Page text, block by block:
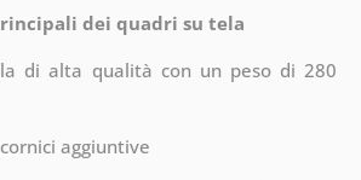
dei quadri su tela
di alta qualità con un peso di 280
aggiuntive